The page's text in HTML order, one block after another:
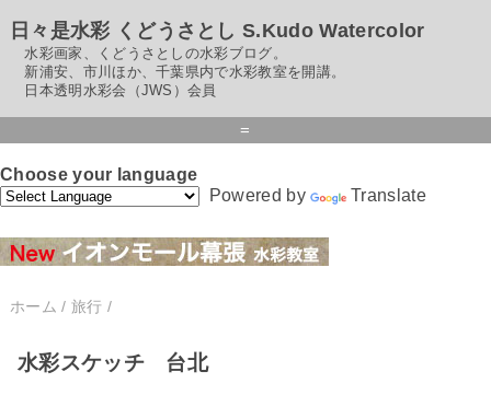
日々是水彩 くどうさとし S.Kudo Watercolor
水彩画家、くどうさとしの水彩ブログ。
新浦安、市川ほか、千葉県内で水彩教室を開講。
日本透明水彩会（JWS）会員
=
Choose your language
Powered by
Translate
ホーム / 旅行 /
水彩スケッチ 台北